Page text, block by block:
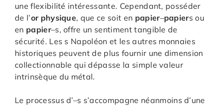
une flexibilité intéressante. Cependant, posséder
de l’or physique, que ce soit en papier–papiers ou
en papier–s, offre un sentiment tangible de
sécurité. Les s Napoléon et les autres monnaies
historiques peuvent de plus fournir une dimension
collectionnable qui dépasse la simple valeur
intrinsèque du métal.
Le processus d’–s s’accompagne néanmoins d’une